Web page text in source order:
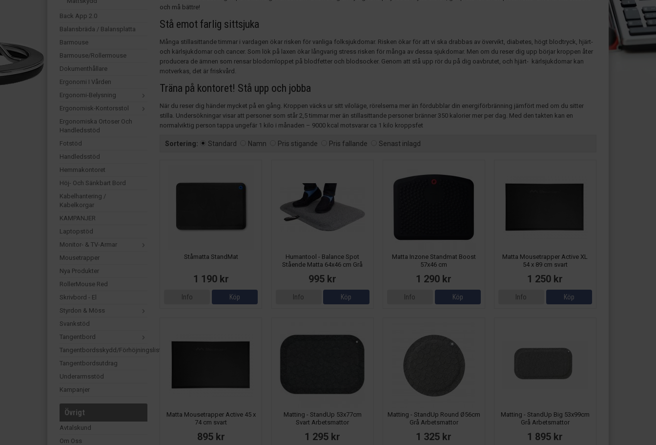
Back App 2.0
Balansbräda / Balansplatta
Barmouse
Barmouse/Rollermouse
Dokumenthållare
Ergonomi I Vården
Ergonomi-Belysning
Ergonomisk-Kontorsstol
Ergonomiska Ortoser Och
Handledsstöd
Fotstöd
Handledsstöd
Hemmakontoret
Höj- Och Sänkbart Bord
Kabelhantering /
Kabelkorgar
KAMPANJER
Laptopstöd
Monitor- & TV-Armar
Mousetrapper
Nya Produkter
RollerMouse Red
Skrivbord - El
Styrdon & Möss
Svankstöd
Tangentbord
Tangentbordsskydd/förhöjningslist
Tangentbordsutdrag
Underarmsstöd
Kampanjer
Övrigt
Avtalskund
Om Oss
och må bättre!
Stå emot farlig sittsjuka
Många stillasittande timmar i vardagen ökar risken för vanliga folksjukdomar. Risken ökar för att vi ska drabbas av övervikt, diabetes, högt blodtryck, hjärt-
och kärlsjukdomar och cancer. Som lök på laxen ökar långvarig stress risken för många av dessa sjukdomar. Men om du reser dig upp börjar kroppen åter
producera de ämnen som rensar blodomloppet på blodfetter och blodsocker. Genom att stå upp rör du på dig oavbrutet, och hjärt- kärlsjukdomar kan
motverkas, det är friskvård.
Träna på kontoret! Stå upp och jobba
När du reser dig händer mycket på en gång. Kroppen väcks ur sitt viloläge, rörelserna mer än fördubblar din energiförbränning jämfört med om du sitter
stilla. Undersökningar visar att personer som står 2,5 timmar mer än stillasittande personer bränner 350 kalorier mer per dag. Med den takten kan en
normalviktig person tappa ungefär 1 kilo i månaden – 9000 kcal motsvarar ca 1 kilo kroppsfet
Sortering: Standard Namn Pris stigande Pris fallande Senast inlagd
Ståmatta StandMat
1 190 kr
Info Köp
Humantool - Balance Spot
Stående Matta 64x46 cm Grå
995 kr
Info Köp
Matta Inzone Standmat Boost
57x46 cm
1 290 kr
Info Köp
Matta Mousetrapper Active XL
54 x 89 cm svart
1 250 kr
Info Köp
Matta Mousetrapper Active 45 x
74 cm svart
895 kr
Matting - StandUp 53x77cm
Svart Arbetsmattor
1 295 kr
Matting - StandUp Round Ø56cm
Grå Arbetsmattor
1 325 kr
Matting - StandUp Big 53x99cm
Grå Arbetsmattor
1 895 kr